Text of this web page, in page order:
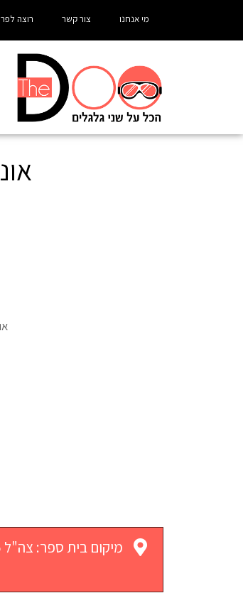
מי אנחנו צור קשר רוצה
מיקום בית ספר: צה"ל 5 פתח תקווה